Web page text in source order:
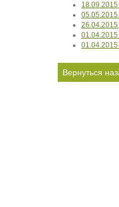
01.04.2015